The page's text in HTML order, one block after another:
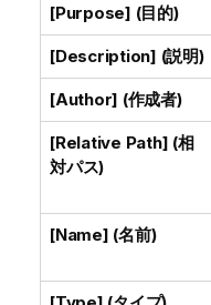
[Purpose] (目的)
[Description] (説明)
[Author] (作成者)
[Relative Path] (相
対パス)
[Name] (名前)